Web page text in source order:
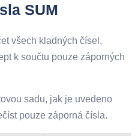
SUM
všech kladných čísel,
k součtu pouze záporných
sadu, jak je uvedeno
pouze záporná čísla.